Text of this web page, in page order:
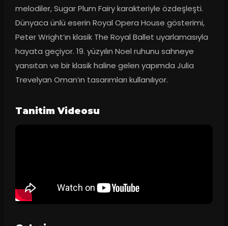
melodiler, Sugar Plum Fairy karakteriyle özdeşleşti.
Dünyaca ünlü eserin Royal Opera House gösterimi,
Peter Wright’ın klasik The Royal Ballet uyarlamasıyla
hayata geçiyor. 19. yüzyılın Noel ruhunu sahneye
yansıtan ve bir klasik haline gelen yapımda Julia
Trevelyan Oman’ın tasarımları kullanılıyor.
Tanitim Videosu